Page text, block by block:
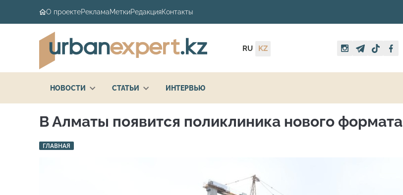
О проектеРекламаМеткиРедакцияКонтакты
RU KZ
НОВОСТИ СТАТЬИ ИНТЕРВЬЮ
В Алматы появится поликлиника нового формата
ГЛАВНАЯ